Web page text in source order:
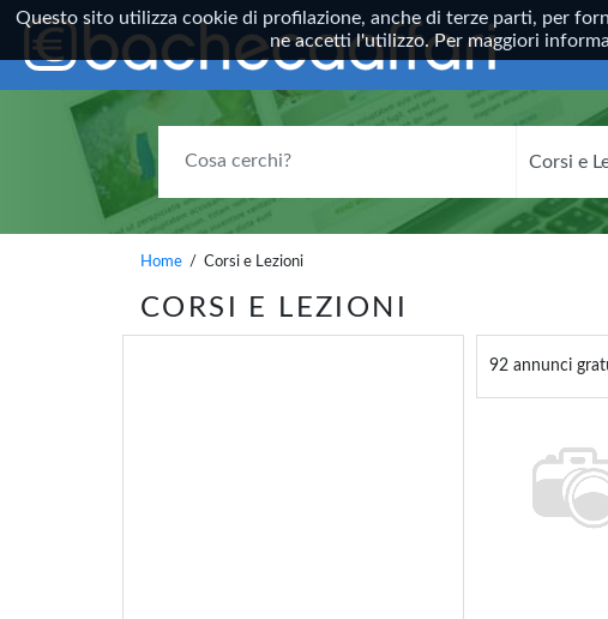
Questo sito utilizza cookie di profilazione, anche di terze parti, per
ne accetti l'utilizzo. Per maggiori
Home / Corsi e Lezioni
CORSI E LEZIONI
92 annunci